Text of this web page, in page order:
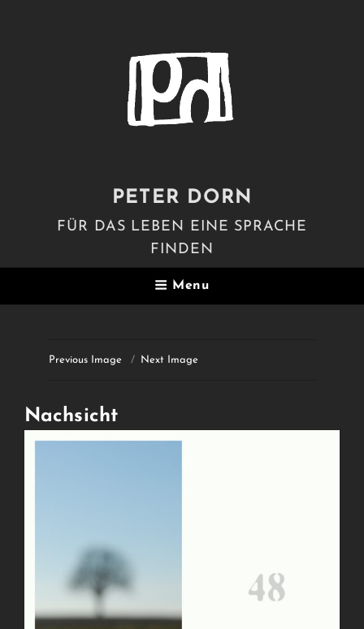
PETER DORN
FÜR DAS LEBEN EINE SPRACHE
FINDEN
Menu
Previous Image Next Image
Nachsicht